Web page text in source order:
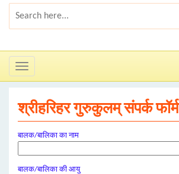
Toggle
navigation
श्रीहरिहर गुरुकुलम् संपर्क फॉर्म
बालक/बालिका का नाम
बालक/बालिका की आयु